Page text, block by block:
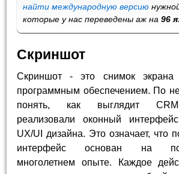
найти международную версию
которые у нас переведены аж на96
Скриншот
Скриншот - это снимок
программным обеспечением. По
понять, как выглядит
реализовали оконный
UX/UI дизайна. Это означает, что
интерфейс основан на
многолетнем опыте. Каждое